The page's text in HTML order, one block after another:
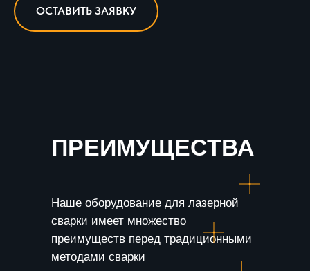
ОСТАВИТЬ ЗАЯВКУ
ПРЕИМУЩЕСТВА
Наше оборудование для лазерной
сварки имеет множество
преимуществ перед традиционными
методами сварки